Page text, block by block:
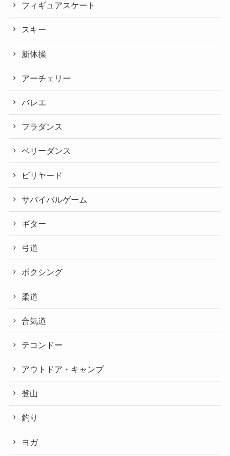
フィギュアスケート
スキー
新体操
アーチェリー
バレエ
フラダンス
ベリーダンス
ビリヤード
サバイバルゲーム
ギター
弓道
ボクシング
柔道
合気道
テコンドー
アウトドア・キャンプ
登山
釣り
ヨガ